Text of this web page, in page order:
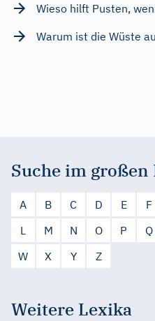
Wieso hilft Pusten,
Warum ist die Wüste
Suche im
A B C D E F
L
M N O P Q
W
X Y Z
Weitere Lexika